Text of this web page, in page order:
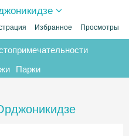
Избранное Просмотры
Парки